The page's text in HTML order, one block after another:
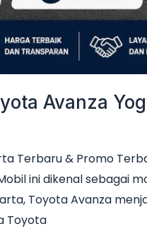
Avanza
Terbaru & Promo
ini dikenal sebagai
Toyota Avanza
Toyota